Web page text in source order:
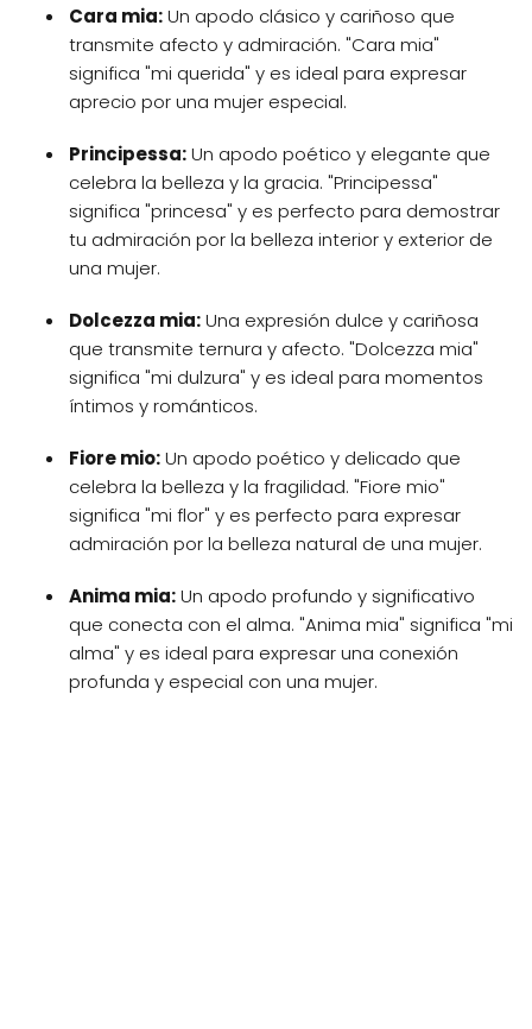
Cara mia:Un apodo clásico y cariñoso que
transmite afecto y admiración. "Cara mia"
significa "mi querida" y es ideal para expresar
aprecio por una mujer especial.
Principessa:Un apodo poético y elegante que
celebra la belleza y la gracia. "Principessa"
significa "princesa" y es perfecto para demostrar
tu admiración por la belleza interior y exterior de
una mujer.
Dolcezza mia:Una expresión dulce y cariñosa
que transmite ternura y afecto. "Dolcezza mia"
significa "mi dulzura" y es ideal para momentos
íntimos y románticos.
Fiore mio:Un apodo poético y delicado que
celebra la belleza y la fragilidad. "Fiore mio"
significa "mi flor" y es perfecto para expresar
admiración por la belleza natural de una mujer.
Anima mia:Un apodo profundo y significativo
que conecta con el alma. "Anima mia" significa "mi
alma" y es ideal para expresar una conexión
profunda y especial con una mujer.